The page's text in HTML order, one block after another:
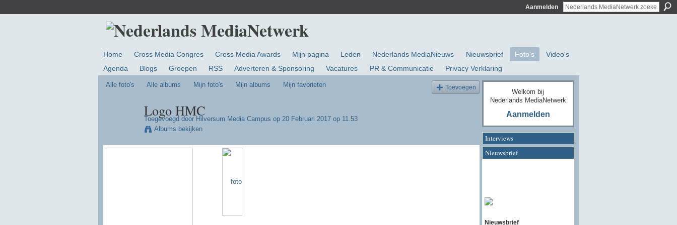
Aanmelden
Home Cross Media Congres Cross Media Awards Mijn pagina Leden Nederlands MediaNieuws Nieuwsbrief Foto's
Video's
Agenda
Blogs Groepen RSS Adverteren & Sponsoring Vacatures PR & Communicatie Privacy Verklaring
Alle foto's Alle albums Mijn foto's Mijn albums Mijn favorieten Toevoegen
Logo HMC
Toegevoegd door Hilversum Media Campus op 20 Februari 2017 op 11.53
Albums bekijken
Welkom bij
Nederlands MediaNetwerk
Aanmelden
Interviews
Nieuwsbrief
Nieuwsbrief